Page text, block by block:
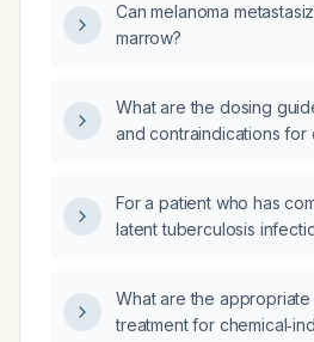
Can melanoma
marrow?
What are the dosing
and contraindications for
For a patient who has
latent tuberculosis
What are the
treatment for